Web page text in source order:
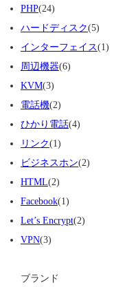
PHP(24)
ハードディスク(5)
インターフェイス(1)
周辺機器(6)
KVM(3)
電話機(2)
ひかり電話(4)
リンク(1)
ビジネスホン(2)
HTML(2)
Facebook(1)
Let’s Encrypt(2)
VPN(3)
ブランド